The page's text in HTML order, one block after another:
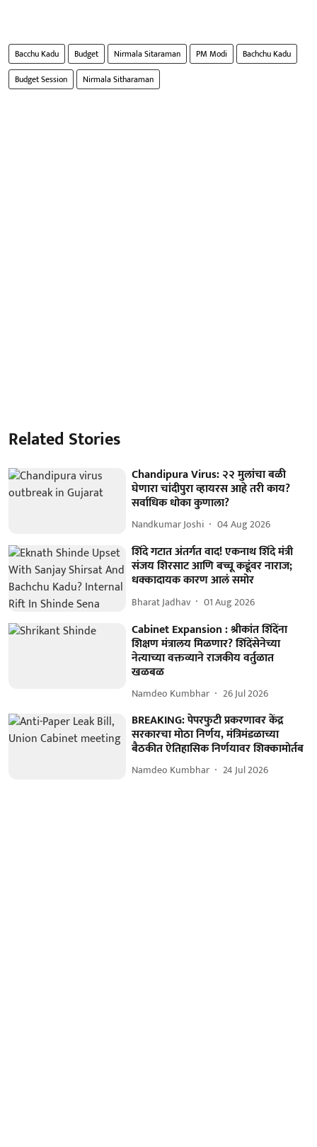
Bacchu Kadu Budget Nirmala Sitaraman PM Modi
Bachchu Kadu
Budget Session
Nirmala Sitharaman
Related Stories
Chandipura Virus: २२ मुलांचा बळी
घेणारा चांदीपुरा व्हायरस आहे तरी काय?
सर्वाधिक धोका कुणाला?
Nandkumar Joshi 04 Aug 2026
शिंदे गटात अंतर्गत वाद! एकनाथ शिंदे मंत्री
संजय शिरसाट आणि बच्चू कडूंवर नाराज;
धक्कादायक कारण आलं समोर
Bharat Jadhav 01 Aug 2026
Cabinet Expansion : श्रीकांत शिंदेंना
शिक्षण मंत्रालय मिळणार? शिंदेंसेनेच्या
नेत्याच्या वक्तव्याने राजकीय वर्तुळात
खळबळ
Namdeo Kumbhar 26 Jul 2026
BREAKING: पेपरफुटी प्रकरणावर केंद्र
सरकारचा मोठा निर्णय, मंत्रिमंडळाच्या
बैठकीत ऐतिहासिक निर्णयावर शिक्कामोर्तब
Namdeo Kumbhar 24 Jul 2026